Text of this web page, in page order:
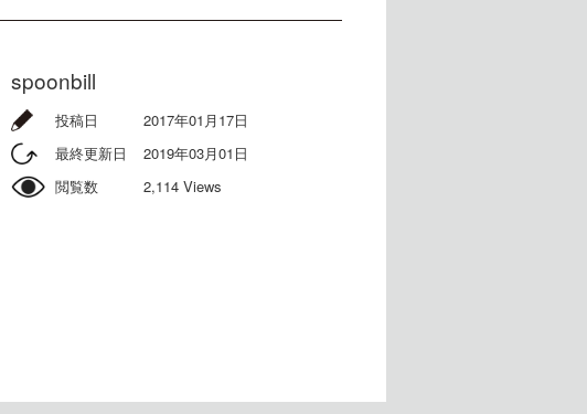
spoonbill
投稿日
2017年01月17日
最終更新日
2019年03月01日
閲覧数
2,114 Views